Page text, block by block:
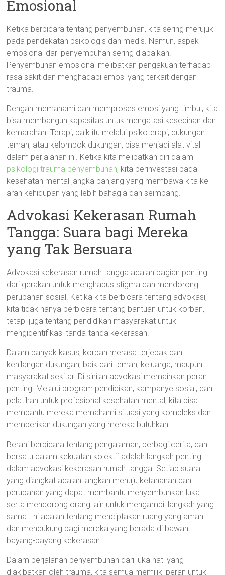
Emosional
Ketika berbicara tentang penyembuhan, kita sering merujuk
pada pendekatan psikologis dan medis. Namun, aspek
emosional dari penyembuhan sering diabaikan.
Penyembuhan emosional melibatkan pengakuan terhadap
rasa sakit dan menghadapi emosi yang terkait dengan
trauma.
Dengan memahami dan memproses emosi yang timbul, kita
bisa membangun kapasitas untuk mengatasi kesedihan dan
kemarahan. Terapi, baik itu melalui psikoterapi, dukungan
teman, atau kelompok dukungan, bisa menjadi alat vital
dalam perjalanan ini. Ketika kita melibatkan diri dalam
psikologi trauma penyembuhan, kita berinvestasi pada
kesehatan mental jangka panjang yang membawa kita ke
arah kehidupan yang lebih bahagia dan seimbang.
Advokasi Kekerasan Rumah
Tangga: Suara bagi Mereka
yang Tak Bersuara
Advokasi kekerasan rumah tangga adalah bagian penting
dari gerakan untuk menghapus stigma dan mendorong
perubahan sosial. Ketika kita berbicara tentang advokasi,
kita tidak hanya berbicara tentang bantuan untuk korban,
tetapi juga tentang pendidikan masyarakat untuk
mengidentifikasi tanda-tanda kekerasan.
Dalam banyak kasus, korban merasa terjebak dan
kehilangan dukungan, baik dari teman, keluarga, maupun
masyarakat sekitar. Di sinilah advokasi memainkan peran
penting. Melalui program pendidikan, kampanye sosial, dan
pelatihan untuk profesional kesehatan mental, kita bisa
membantu mereka memahami situasi yang kompleks dan
memberikan dukungan yang mereka butuhkan.
Berani berbicara tentang pengalaman, berbagi cerita, dan
bersatu dalam kekuatan kolektif adalah langkah penting
dalam advokasi kekerasan rumah tangga. Setiap suara
yang diangkat adalah langkah menuju ketahanan dan
perubahan yang dapat membantu menyembuhkan luka
serta mendorong orang lain untuk mengambil langkah yang
sama. Ini adalah tentang menciptakan ruang yang aman
dan mendukung bagi mereka yang berada di bawah
bayang-bayang kekerasan.
Dalam perjalanan penyembuhan dari luka hati yang
diakibatkan oleh trauma, kita semua memiliki peran untuk